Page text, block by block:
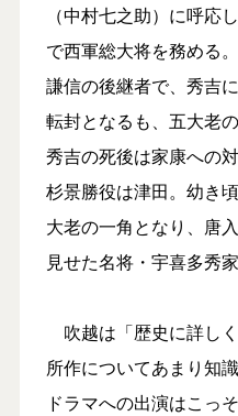
（中村七之助）に呼応
で西軍総大将を務める
謙信の後継者で、秀吉
転封となるも、五大老
秀吉の死後は家康への
杉景勝役は津田。幼き
大老の一角となり、唐
見せた名将・宇喜多秀
吹越は「歴史に詳し
所作についてあまり知
ドラマへの出演はこっ